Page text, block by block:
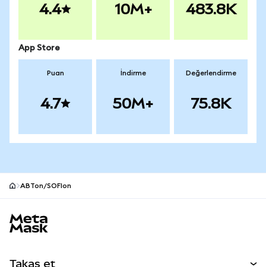
4.4 10M+ 483.8K
App Store
Puan
4.7
İndirme
50M+
Değerlendirme
75.8K
ABTon/SOFIon
Takas et